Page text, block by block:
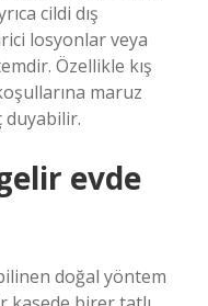
cildi dış
losyonlar veya
Özellikle kış
maruz
duyabilir.
evde
doğal yöntem